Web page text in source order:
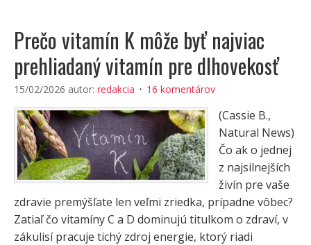
Prečo vitamín K môže byť najviac
prehliadaný vitamín pre dlhovekosť
15/02/2026 autor: redakcia 16 komentárov
(Cassie B.,
Natural News)
Čo ak o jednej
z najsilnejších
živín pre vaše
zdravie premýšľate len veľmi zriedka, prípadne vôbec?
Zatiaľ čo vitamíny C a D dominujú titulkom o zdraví, v
zákulisí pracuje tichý zdroj energie, ktorý riadi